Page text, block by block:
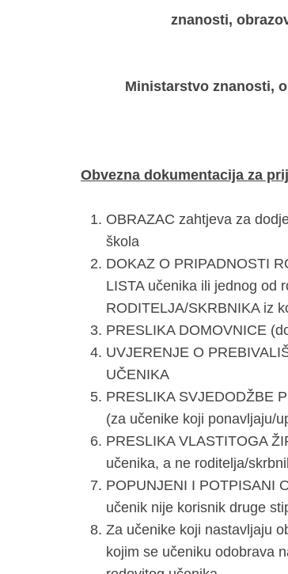
znanosti,
Ministarstvo znanosti,
Obvezna dokumentacija za
OBRAZAC zahtjeva za
škola
DOKAZ O PRIPADNOSTI
LISTA učenika ili jednog od
RODITELJA/SKRBNIKA iz
PRESLIKA DOMOVNICE
UVJERENJE O
UČENIKA
PRESLIKA SVJEDODŽBE
(za učenike koji ponavljaju/
PRESLIKA VLASTITOGA
učenika, a ne roditelja/
POPUNJENI I POTPISANI
učenik nije korisnik druge
Za učenike koji nastavljaju
kojim se učeniku odobrava